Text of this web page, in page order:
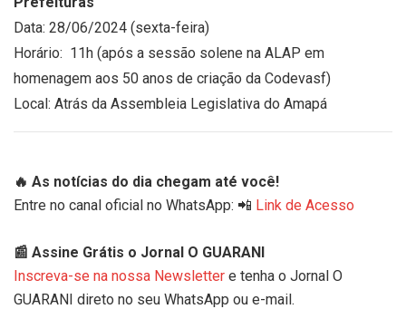
Data: 28/06/2024 (sexta-feira)
Horário: 11h (após a sessão solene na ALAP em
homenagem aos 50 anos de criação da Codevasf)
Local: Atrás da Assembleia Legislativa do Amapá
🔥 As notícias do dia chegam até você!
Entre no canal oficial no WhatsApp: 📲 Link de Acesso
📰 Assine Grátis o Jornal O GUARANI
Inscreva-se na nossa Newsletter e tenha o Jornal O
GUARANI direto no seu WhatsApp ou e-mail.